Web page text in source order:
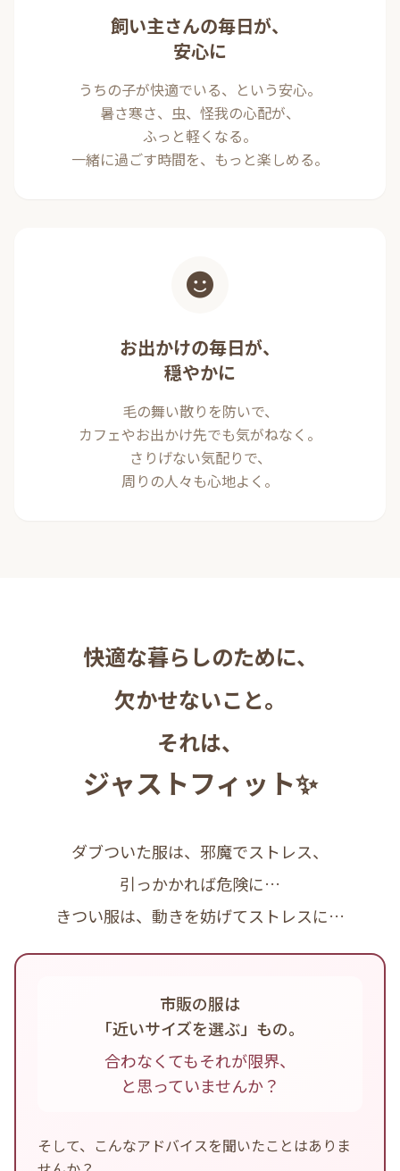
飼い主さんの毎日が、
安心に
うちの子が快適でいる、という安心。
暑さ寒さ、虫、怪我の心配が、
ふっと軽くなる。
一緒に過ごす時間を、もっと楽しめる。
お出かけの毎日が、
穏やかに
毛の舞い散りを防いで、
カフェやお出かけ先でも気がねなく。
さりげない気配りで、
周りの人々も心地よく。
快適な暮らしのために、
欠かせないこと。
それは、
ジャストフィット✨
ダブついた服は、邪魔でストレス、
引っかかれば危険に…
きつい服は、動きを妨げてストレスに…
市販の服は
「近いサイズを選ぶ」もの。
合わなくてもそれが限界、
と思っていませんか？
そして、こんなアドバイスを聞いたことはありま